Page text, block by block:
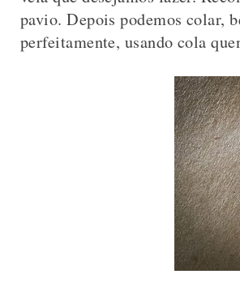
pavio. Depois podemos colar,
perfeitamente, usando cola